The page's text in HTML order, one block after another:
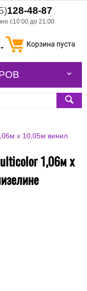
128-48-87
с10:00 до 21:00
Корзина пуста
х 10,05м винил
1,06м х